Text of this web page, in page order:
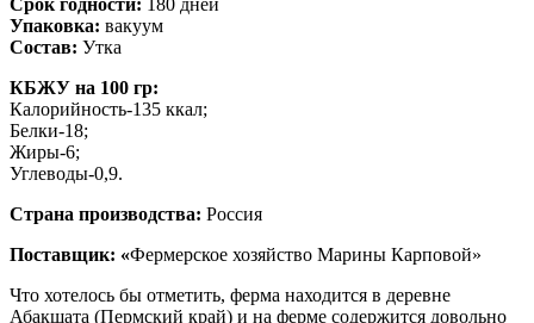
Срок годности:
180 дней
Упаковка: вакуум
Состав: Утка
КБЖУ на 100 гр:
Калорийность-135 ккал;
Белки-18;
Жиры-6;
Углеводы-0,9.
Страна производства: Россия
Поставщик: «Фермерское хозяйство Марины Карповой»
Что хотелось бы отметить, ферма находится в деревне
Абакшата (Пермский край) и на ферме содержится довольно